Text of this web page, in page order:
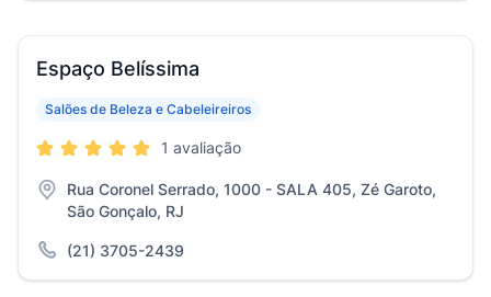
Espaço Belíssima
Salões de Beleza e Cabeleireiros
1 avaliação
Rua Coronel Serrado, 1000 - SALA 405, Zé Garoto,
São Gonçalo, RJ
(21) 3705-2439